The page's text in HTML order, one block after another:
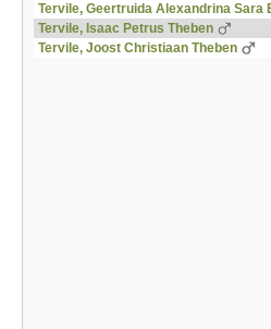
Tervile, Geertruida Alexandrina Sara
Tervile, Isaac Petrus Theben
Tervile, Joost Christiaan Theben